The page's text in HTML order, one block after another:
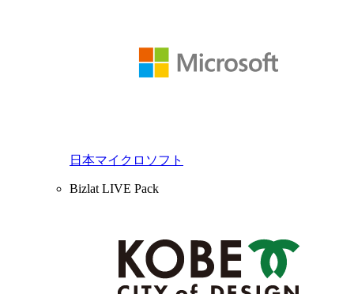
日本マイクロソフト
Bizlat LIVE Pack